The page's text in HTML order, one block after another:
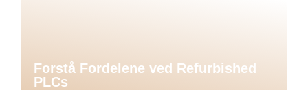
Forstå Fordelene ved Refurbished
PLCs